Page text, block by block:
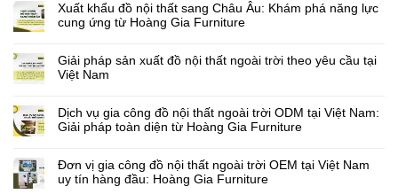
Xuất khẩu đồ nội thất sang Châu Âu: Khám phá năng lực
cung ứng từ Hoàng Gia Furniture
Giải pháp sản xuất đồ nội thất ngoài trời theo yêu cầu tại
Việt Nam
Dịch vụ gia công đồ nội thất ngoài trời ODM tại Việt Nam:
Giải pháp toàn diện từ Hoàng Gia Furniture
Đơn vị gia công đồ nội thất ngoài trời OEM tại Việt Nam
uy tín hàng đầu: Hoàng Gia Furniture